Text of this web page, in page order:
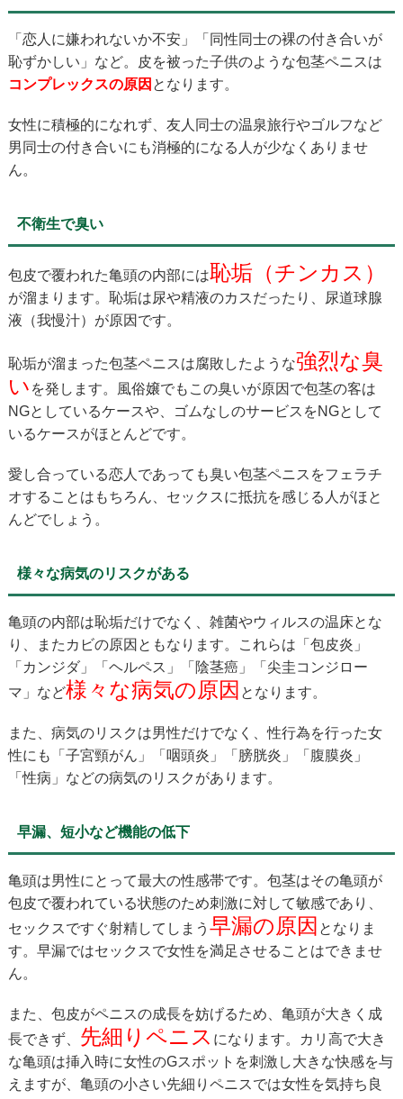
「恋人に嫌われないか不安」「同性同士の裸の付き合いが
恥ずかしい」など。皮を被った子供のような包茎ペニスは
コンプレックスの原因 となります。
女性に積極的になれず、友人同士の温泉旅行やゴルフなど
男同士の付き合いにも消極的になる人が少なくありませ
ん。
不衛生で臭い
包皮で覆われた亀頭の内部には恥垢（チンカス）
が溜まります。恥垢は尿や精液のカスだったり、尿道球腺
液（我慢汁）が原因です。
恥垢が溜まった包茎ペニスは腐敗したような強烈な臭
い を発します。風俗嬢でもこの臭いが原因で包茎の客は
NGとしているケースや、ゴムなしのサービスをNGとして
いるケースがほとんどです。
愛し合っている恋人であっても臭い包茎ペニスをフェラチ
オすることはもちろん、セックスに抵抗を感じる人がほと
んどでしょう。
様々な病気のリスクがある
亀頭の内部は恥垢だけでなく、雑菌やウィルスの温床とな
り、またカビの原因ともなります。これらは「包皮炎」
「カンジダ」「ヘルペス」「陰茎癌」「尖圭コンジロー
マ」など様々な病気の原因 となります。
また、病気のリスクは男性だけでなく、性行為を行った女
性にも「子宮頸がん」「咽頭炎」「膀胱炎」「腹膜炎」
「性病」などの病気のリスクがあります。
早漏、短小など機能の低下
亀頭は男性にとって最大の性感帯です。包茎はその亀頭が
包皮で覆われている状態のため刺激に対して敏感であり、
セックスですぐ射精してしまう 早漏の原因 となりま
す。早漏ではセックスで女性を満足させることはできませ
ん。
また、包皮がペニスの成長を妨げるため、亀頭が大きく成
長できず、 先細りペニス になります。カリ高で大き
な亀頭は挿入時に女性のGスポットを刺激し大きな快感を与
えますが、亀頭の小さい先細りペニスでは女性を気持ち良